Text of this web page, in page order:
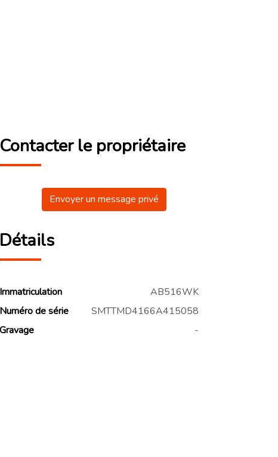
Contacter le propriétaire
Envoyer un message privé
Détails
Immatriculation
AB516WK
Numéro de série
SMTTMD4166A415058
Gravage
-